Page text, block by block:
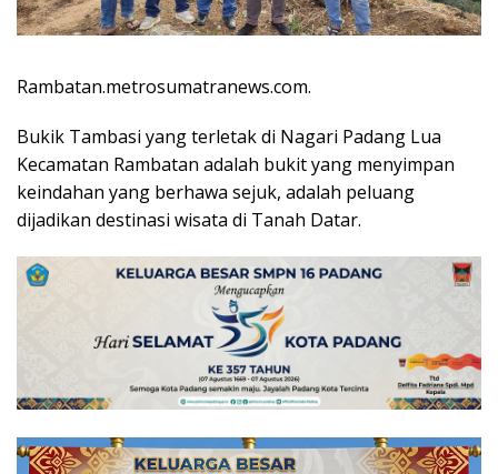
Rambatan.metrosumatranews.com.
Bukik Tambasi yang terletak di Nagari Padang Lua
Kecamatan Rambatan adalah bukit yang menyimpan
keindahan yang berhawa sejuk, adalah peluang
dijadikan destinasi wisata di Tanah Datar.